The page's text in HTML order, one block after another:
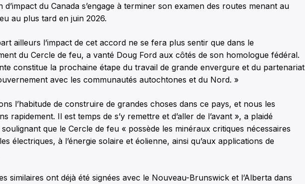
d’impact du Canada s’engage à terminer son examen des routes menant au
au plus tard en juin 2026.
ailleurs l’impact de cet accord ne se fera plus sentir que dans le
du Cercle de feu, a vanté Doug Ford aux côtés de son homologue fédéral.
constitue la prochaine étape du travail de grande envergure et du partenariat
avec les communautés autochtones et du Nord. »
l’habitude de construire de grandes choses dans ce pays, et nous les
rapidement. Il est temps de s’y remettre et d’aller de l’avant », a plaidé
que le Cercle de feu « possède les minéraux critiques nécessaires
électriques, à l’énergie solaire et éolienne, ainsi qu’aux applications de
similaires ont déjà été signées avec le Nouveau-Brunswick et l’Alberta dans